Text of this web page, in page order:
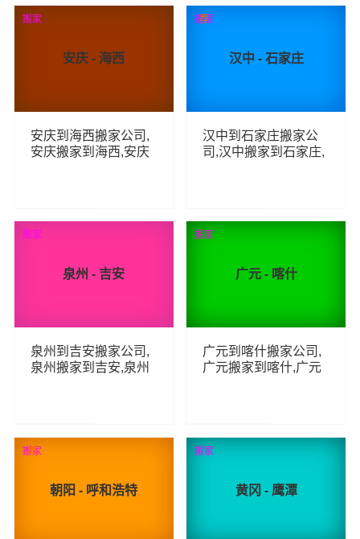
81 查看详细 71 查看详细
安庆 - 海西
安庆到海西搬家公司,
安庆搬家到海西,安庆
55 查看详细
搬家
汉中 - 石家庄
汉中到石家庄搬家公
司,汉中搬家到石家庄,
70 查看详细
搬家
荐
泉州 - 吉安
泉州到吉安搬家公司,
泉州搬家到吉安,泉州
84 查看详细
搬家
广元 - 喀什
广元到喀什搬家公司,
广元搬家到喀什,广元
98 查看详细
搬家
朝阳 - 呼和浩特
搬家
荐
黄冈 - 鹰潭
搬家